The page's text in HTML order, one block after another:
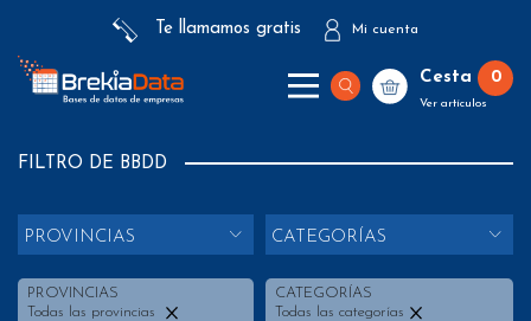
Te llamamos gratis Mi cuenta
Cesta 0
Ver artículos
FILTRO DE BBDD
PROVINCIAS
PROVINCIAS
Todas las provincias
CATEGORÍAS
CATEGORÍAS
Todas las categorías